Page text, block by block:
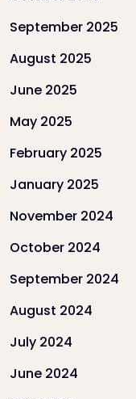
September 2025
August 2025
June 2025
May 2025
February 2025
January 2025
November 2024
October 2024
September 2024
August 2024
July 2024
June 2024